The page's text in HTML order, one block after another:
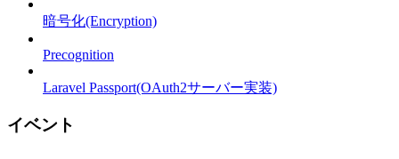
暗号化(Encryption)
Precognition
Laravel Passport(OAuth2サーバー実装)
イベント